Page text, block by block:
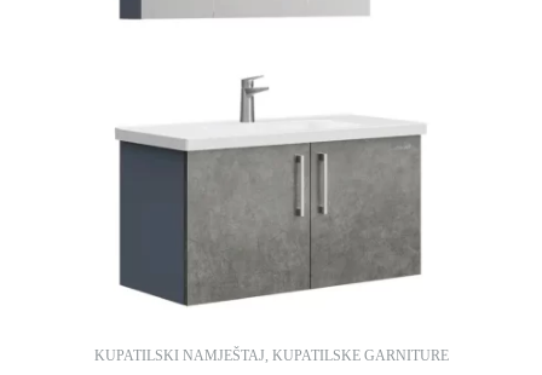
KUPATILSKI NAMJEŠTAJ, KUPATILSKE GARNITURE